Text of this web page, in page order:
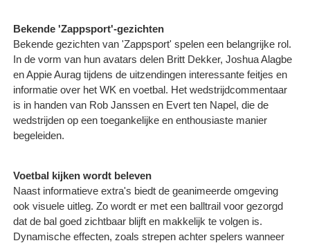
Bekende 'Zappsport'-gezichten
Bekende gezichten van 'Zappsport' spelen een belangrijke rol.
In de vorm van hun avatars delen Britt Dekker, Joshua Alagbe
en Appie Aurag tijdens de uitzendingen interessante feitjes en
informatie over het WK en voetbal. Het wedstrijdcommentaar
is in handen van Rob Janssen en Evert ten Napel, die de
wedstrijden op een toegankelijke en enthousiaste manier
begeleiden.
Voetbal kijken wordt beleven
Naast informatieve extra's biedt de geanimeerde omgeving
ook visuele uitleg. Zo wordt er met een balltrail voor gezorgd
dat de bal goed zichtbaar blijft en makkelijk te volgen is.
Dynamische effecten, zoals strepen achter spelers wanneer